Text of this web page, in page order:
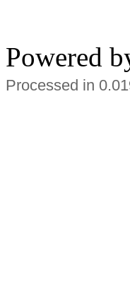
Powered
Processed in